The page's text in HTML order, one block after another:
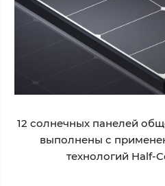
12 солнечных панелей
выполнены с
технологий Half-